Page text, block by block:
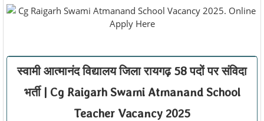
स्वामी आत्मानंद विद्यालय जिला रायगढ़ 58 पदों पर संविदा
भर्ती | Cg Raigarh Swami Atmanand School
Teacher Vacancy 2025